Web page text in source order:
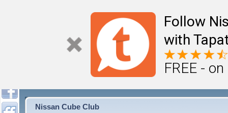
Follow
with
FREE -
Nissan Cube Club